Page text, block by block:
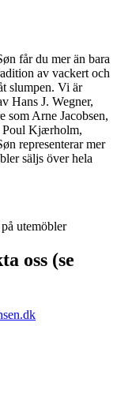
får du mer än bara
av vackert och
slumpen. Vi är
Hans J. Wegner,
som Arne Jacobsen,
Poul Kjærholm,
representerar mer
säljs över hela
utemöbler
oss (se